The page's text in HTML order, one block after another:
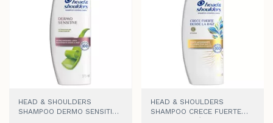
HEAD & SHOULDERS
SHAMPOO DERMO SENSITIVE
HEAD & SHOULDERS
SHAMPOO CRECE FUERTE